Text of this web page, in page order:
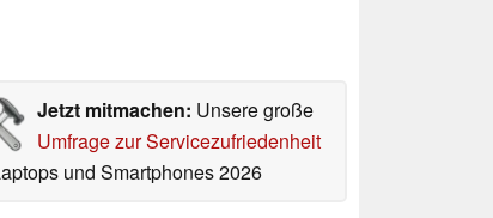
Jetzt mitmachen: Unsere große
Umfrage zur Servicezufriedenheit
und Smartphones 2026